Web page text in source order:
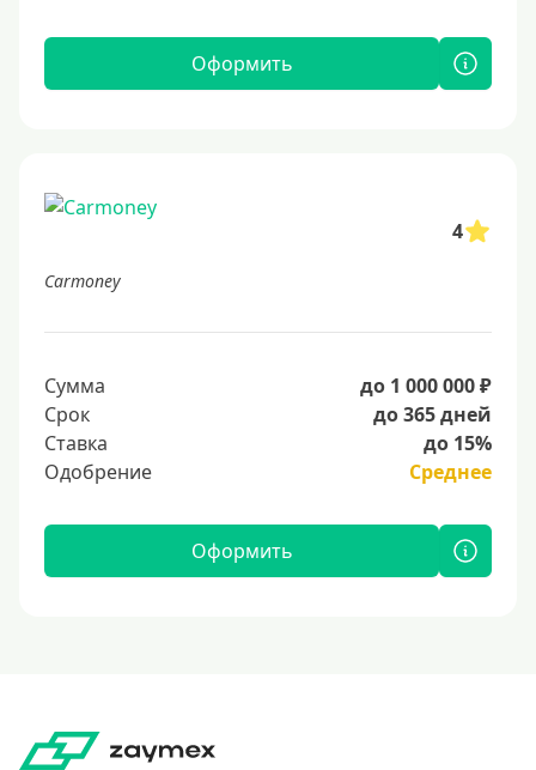
Оформить
4
Carmoney
Сумма
до 1 000 000 ₽
Срок
до 365 дней
Ставка
до 15%
Одобрение
Среднее
Оформить